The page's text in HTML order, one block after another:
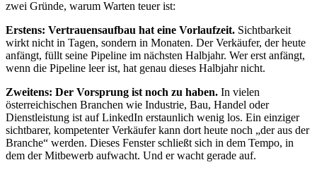
zwei Gründe, warum Warten teuer ist:
Erstens: Vertrauensaufbau hat eine Vorlaufzeit. Sichtbarkeit
wirkt nicht in Tagen, sondern in Monaten. Der Verkäufer, der heute
anfängt, füllt seine Pipeline im nächsten Halbjahr. Wer erst anfängt,
wenn die Pipeline leer ist, hat genau dieses Halbjahr nicht.
Zweitens: Der Vorsprung ist noch zu haben. In vielen
österreichischen Branchen wie Industrie, Bau, Handel oder
Dienstleistung ist auf LinkedIn erstaunlich wenig los. Ein einziger
sichtbarer, kompetenter Verkäufer kann dort heute noch „der aus der
Branche“ werden. Dieses Fenster schließt sich in dem Tempo, in
dem der Mitbewerb aufwacht. Und er wacht gerade auf.